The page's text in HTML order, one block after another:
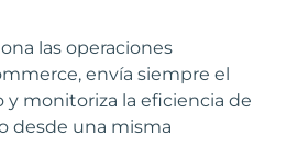
las operaciones
envía siempre el
monitoriza la eficiencia de
desde una misma